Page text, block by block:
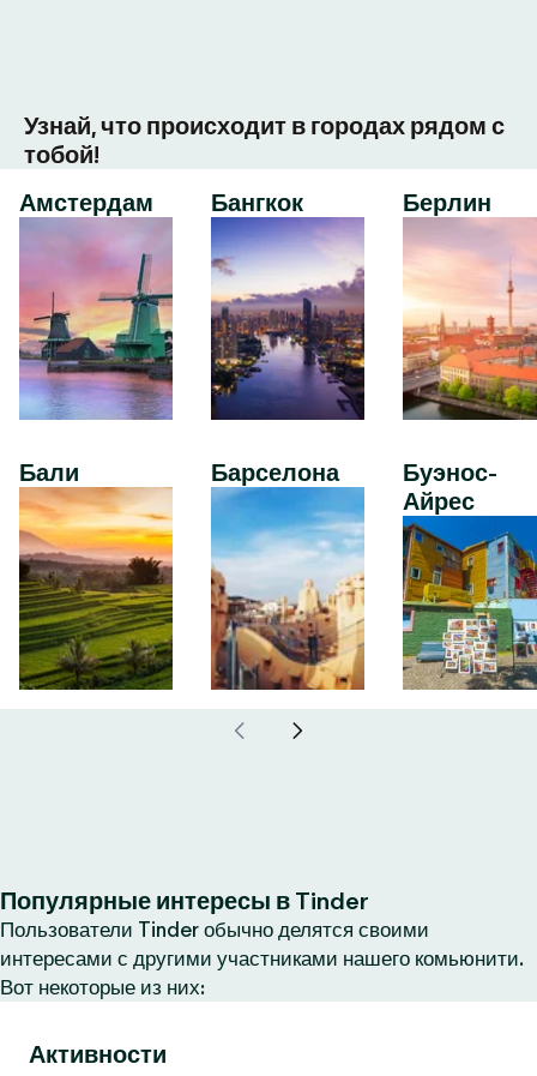
Узнай, что происходит в городах рядом с
тобой!
Амстердам
Бали
Бангкок
Барселона
Берлин
Буэнос-
Айрес
Популярные интересы в Tinder
Пользователи Tinder обычно делятся своими
интересами с другими участниками нашего комьюнити.
Вот некоторые из них:
Активности